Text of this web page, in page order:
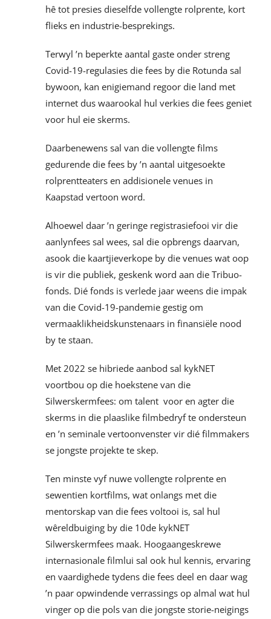
hê tot presies dieselfde vollengte rolprente, kort
flieks en industrie-besprekings.
Terwyl ’n beperkte aantal gaste onder streng
Covid-19-regulasies die fees by die Rotunda sal
bywoon, kan enigiemand regoor die land met
internet dus waarookal hul verkies die fees geniet
voor hul eie skerms.
Daarbenewens sal van die vollengte films
gedurende die fees by ’n aantal uitgesoekte
rolprentteaters en addisionele venues in
Kaapstad vertoon word.
Alhoewel daar ’n geringe registrasiefooi vir die
aanlynfees sal wees, sal die opbrengs daarvan,
asook die kaartjieverkope by die venues wat oop
is vir die publiek, geskenk word aan die Tribuo-
fonds. Dié fonds is verlede jaar weens die impak
van die Covid-19-pandemie gestig om
vermaaklikheidskunstenaars in finansiële nood
by te staan.
Met 2022 se hibriede aanbod sal kykNET
voortbou op die hoekstene van die
Silwerskermfees: om talent voor en agter die
skerms in die plaaslike filmbedryf te ondersteun
en ’n seminale vertoonvenster vir dié filmmakers
se jongste projekte te skep.
Ten minste vyf nuwe vollengte rolprente en
sewentien kortfilms, wat onlangs met die
mentorskap van die fees voltooi is, sal hul
wêreldbuiging by die 10de kykNET
Silwerskermfees maak. Hoogaangeskrewe
internasionale filmlui sal ook hul kennis, ervaring
en vaardighede tydens die fees deel en daar wag
’n paar opwindende verrassings op almal wat hul
vinger op die pols van die jongste storie-neigings